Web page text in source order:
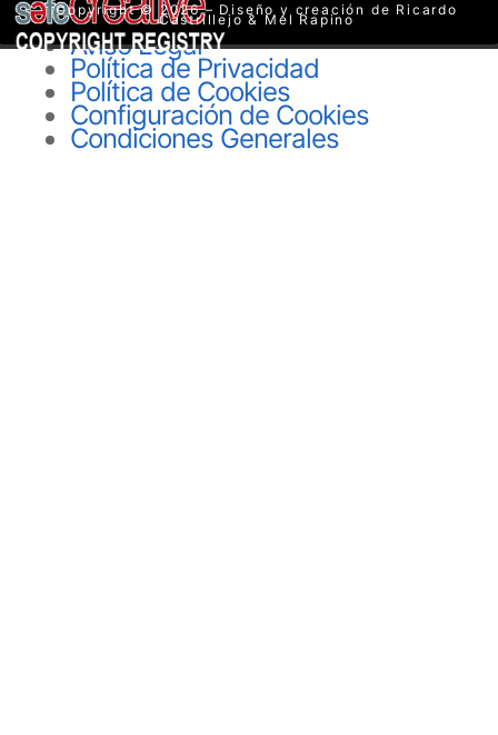
Copyright © 2026 – Diseño y creación de Ricardo
Castrillejo & Mel Rapino
Aviso Legal
Política de Privacidad
Política de Cookies
Configuración de Cookies
Condiciones Generales